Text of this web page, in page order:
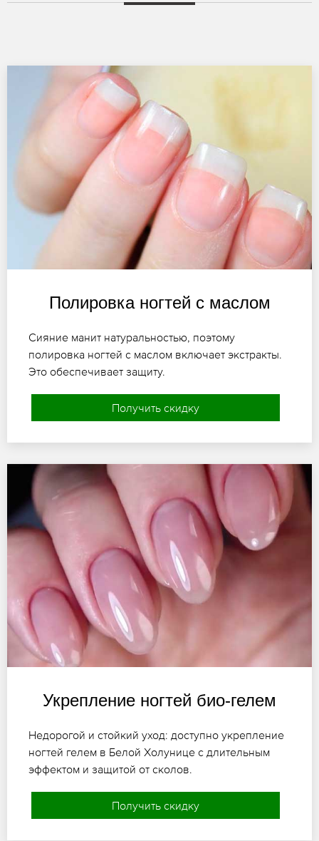
Полировка ногтей с маслом
Сияние манит натуральностью, поэтому
полировка ногтей с маслом включает экстракты.
Это обеспечивает защиту.
Получить скидку
Укрепление ногтей био-гелем
Недорогой и стойкий уход: доступно укрепление
ногтей гелем в Белой Холунице с длительным
эффектом и защитой от сколов.
Получить скидку